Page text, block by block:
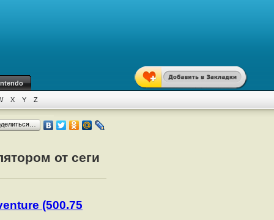
X Y Z
от сеги
(500.75